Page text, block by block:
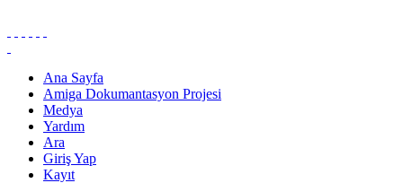
Ana Sayfa
Amiga Dokumantasyon Projesi
Medya
Yardım
Ara
Giriş Yap
Kayıt